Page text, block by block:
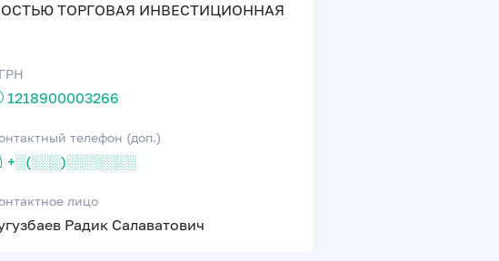
ТОРГОВАЯ ИНВЕСТИЦИОННАЯ
1218900003266
телефон (доп.)
+░(░░░)░░░░░░░
лицо
Радик Салаватович